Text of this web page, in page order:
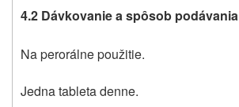
4.2 Dávkovanie a spôsob podávania
Na perorálne použitie.
Jedna tableta denne.